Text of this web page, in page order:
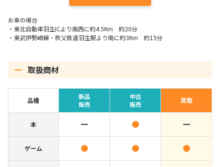
お車の場合
・東北自動車羽生ICより南西に約4.5Km 約20分
・東武伊勢崎線・秩父鉄道羽生駅より南に約3Km 約15分
取扱商材
品種
新品
販売
中古
販売
買取
本
ゲーム